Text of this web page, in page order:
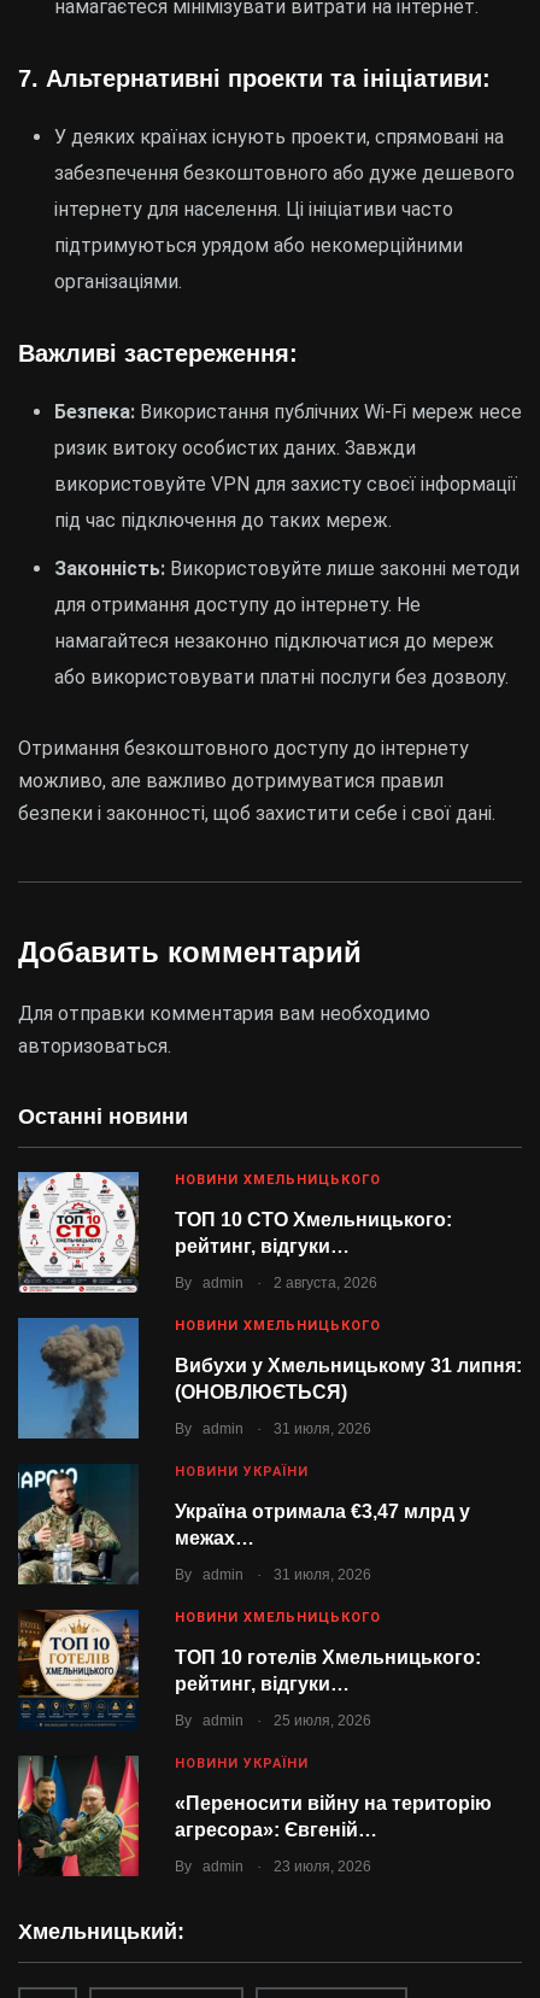
Останні новини
НОВИНИ ХМЕЛЬНИЦЬКОГО
ТОП 10 СТО Хмельницького:
рейтинг, відгуки…
By admin . 2 августа, 2026
НОВИНИ ХМЕЛЬНИЦЬКОГО
Вибухи у Хмельницькому 31 липня:
(ОНОВЛЮЄТЬСЯ)
By admin . 31 июля, 2026
НОВИНИ УКРАЇНИ
Україна отримала €3,47 млрд у
межах…
By admin . 31 июля, 2026
НОВИНИ ХМЕЛЬНИЦЬКОГО
ТОП 10 готелів Хмельницького:
рейтинг, відгуки…
By admin . 25 июля, 2026
НОВИНИ УКРАЇНИ
«Переносити війну на територію
агресора»: Євгеній…
By admin . 23 июля, 2026
Хмельницький:
намагаєтеся мінімізувати витрати на інтернет.
7. Альтернативні проекти та ініціативи:
У деяких країнах існують проекти, спрямовані на
забезпечення безкоштовного або дуже дешевого
інтернету для населення. Ці ініціативи часто
підтримуються урядом або некомерційними
організаціями.
Важливі застереження:
Безпека: Використання публічних Wi-Fi мереж несе
ризик витоку особистих даних. Завжди
використовуйте VPN для захисту своєї інформації
під час підключення до таких мереж.
Законність: Використовуйте лише законні методи
для отримання доступу до інтернету. Не
намагайтеся незаконно підключатися до мереж
або використовувати платні послуги без дозволу.
Отримання безкоштовного доступу до інтернету
можливо, але важливо дотримуватися правил
безпеки і законності, щоб захистити себе і свої дані.
Добавить комментарий
Для отправки комментария вам необходимо
авторизоваться.